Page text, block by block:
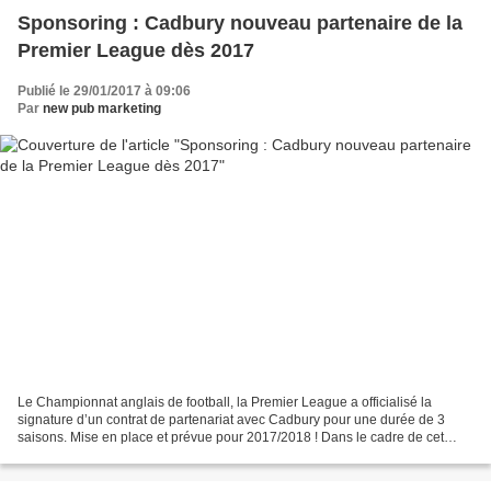
Sponsoring : Cadbury nouveau partenaire de la
Premier League dès 2017
Publié le 29/01/2017 à 09:06
Par new pub marketing
Le Championnat anglais de football, la Premier League a officialisé la
signature d’un contrat de partenariat avec Cadbury pour une durée de 3
saisons. Mise en place et prévue pour 2017/2018 ! Dans le cadre de cet